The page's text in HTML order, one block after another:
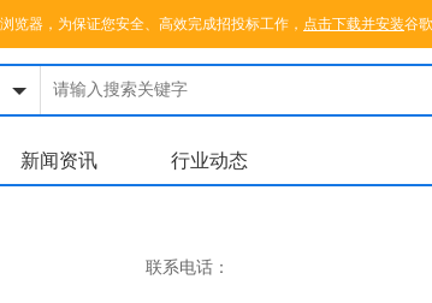
览器，为保证您安全、高效完成招投标工作， 点击下载并安装谷
新闻资讯 行业动态
联系电话：